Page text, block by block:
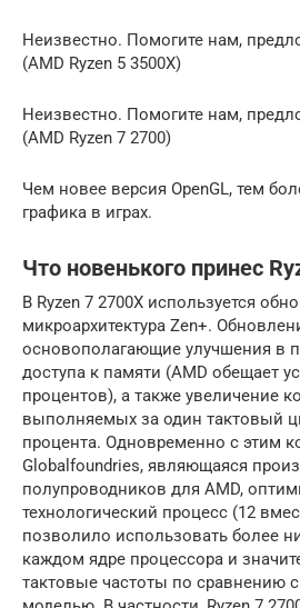
Неизвестно. Помогите нам,
(AMD Ryzen 5 3500X)
Неизвестно. Помогите нам,
(AMD Ryzen 7 2700)
Чем новее версия OpenGL, тем
графика в играх.
Что новенького принес
В Ryzen 7 2700X используется
микроархитектура Zen+.
основополагающие улучшения в
доступа к памяти (AMD обещает
процентов), а также увеличение
выполняемых за один тактовый
процента. Одновременно с этим
Globalfoundries, являющаяся
полупроводников для AMD,
технологический процесс (12
позволило использовать более
каждом ядре процессора и
тактовые частоты по сравнению